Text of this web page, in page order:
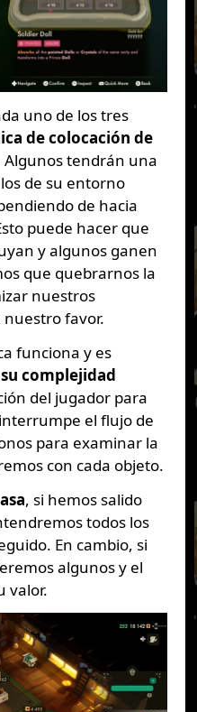
uno de los tres
de colocación de
tendrán una
de su entorno
de hacia
puede hacer que
y algunos ganen
que quebrarnos la
nuestros
nuestro favor.
funciona y es
complejidad
del jugador para
el flujo de
para examinar la
con cada objeto.
, si hemos salido
todos los
En cambio, si
algunos y el
valor.